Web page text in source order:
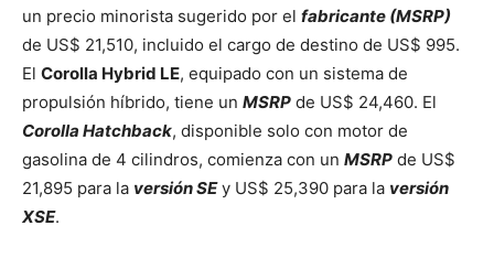
un precio minorista sugerido por el fabricante (MSRP)
de US$ 21,510, incluido el cargo de destino de US$ 995.
El Corolla Hybrid LE, equipado con un sistema de
propulsión híbrido, tiene un MSRP de US$ 24,460. El
Corolla Hatchback, disponible solo con motor de
gasolina de 4 cilindros, comienza con un MSRP de US$
21,895 para la versión SEy US$ 25,390 para la versión
XSE.